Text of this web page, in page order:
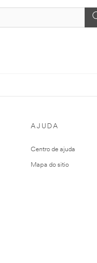
AJUDA
Centro de ajuda
Mapa do sitio